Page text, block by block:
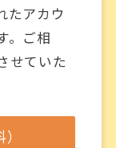
たアカウ
。ご相
せていた